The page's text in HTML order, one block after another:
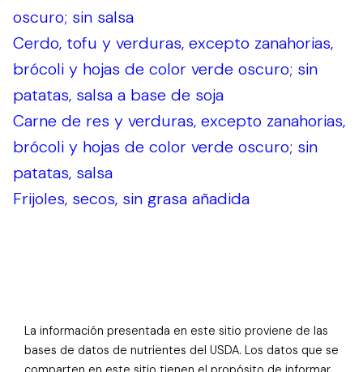
oscuro; sin salsa
Cerdo, tofu y verduras, excepto zanahorias,
brócoli y hojas de color verde oscuro; sin
patatas, salsa a base de soja
Carne de res y verduras, excepto zanahorias,
brócoli y hojas de color verde oscuro; sin
patatas, salsa
Frijoles, secos, sin grasa añadida
La información presentada en este sitio proviene de las
bases de datos de nutrientes del USDA. Los datos que se